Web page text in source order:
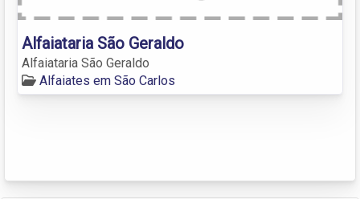
Alfaiataria São Geraldo
Alfaiataria São Geraldo
Alfaiates em São Carlos